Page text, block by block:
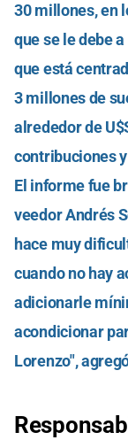
30 millones, en
que se le debe
que está
3 millones de
alrededor de
contribuciones
El informe fue
veedor Andrés
hace muy
cuando no hay
adicionarle
acondicionar
Lorenzo",